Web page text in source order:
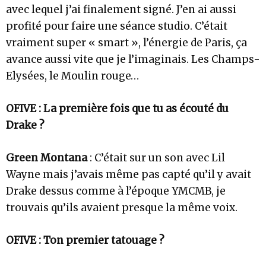
avec lequel j’ai finalement signé. J’en ai aussi
profité pour faire une séance studio. C’était
vraiment super « smart », l’énergie de Paris, ça
avance aussi vite que je l’imaginais. Les Champs-
Elysées, le Moulin rouge…
OFIVE : La première fois que tu as écouté du
Drake ?
Green Montana: C’était sur un son avec Lil
Wayne mais j’avais même pas capté qu’il y avait
Drake dessus comme à l’époque YMCMB, je
trouvais qu’ils avaient presque la même voix.
OFIVE : Ton premier tatouage ?